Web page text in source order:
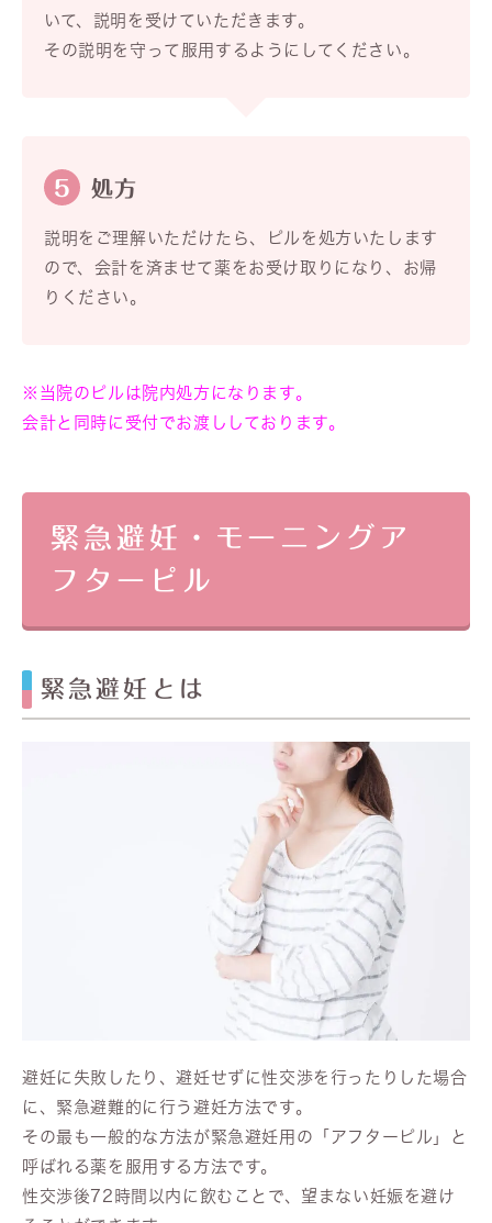
いて、説明を受けていただきます。
その説明を守って服用するようにしてください。
5 処方
説明をご理解いただけたら、ピルを処方いたします
ので、会計を済ませて薬をお受け取りになり、お帰
りください。
※当院のピルは院内処方になります。
会計と同時に受付でお渡ししております。
緊急避妊・モーニングア
フターピル
緊急避妊とは
避妊に失敗したり、避妊せずに性交渉を行ったりした場合
に、緊急避難的に行う避妊方法です。
その最も一般的な方法が緊急避妊用の「アフターピル」と
呼ばれる薬を服用する方法です。
性交渉後72時間以内に飲むことで、望まない妊娠を避け